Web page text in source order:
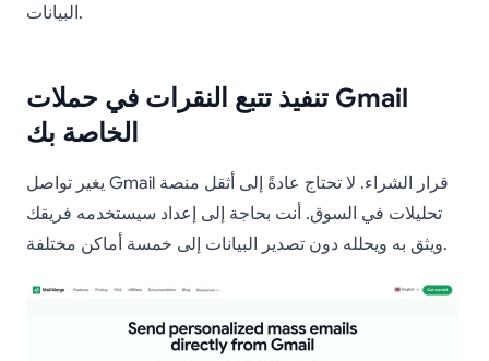
البيانات.
تنفيذ تتبع النقرات في حملات Gmail
الخاصة بك
يغير تواصل Gmail قرار الشراء. لا تحتاج عادةً إلى أثقل منصة
تحليلات في السوق. أنت بحاجة إلى إعداد سيستخدمه فريقك
ويثق به ويحلله دون تصدير البيانات إلى خمسة أماكن مختلفة.